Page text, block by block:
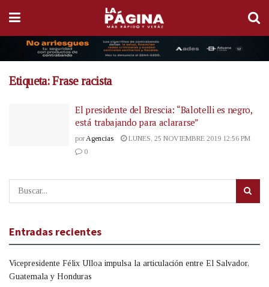
Etiqueta:Frase racista
El presidente del Brescia: “Balotelli es negro,
está trabajando para aclararse”
por Agencias
LUNES, 25 NOVIEMBRE 2019 12:56 PM
0
Entradas recientes
Vicepresidente Félix Ulloa impulsa la articulación entre El Salvador,
Guatemala y Honduras